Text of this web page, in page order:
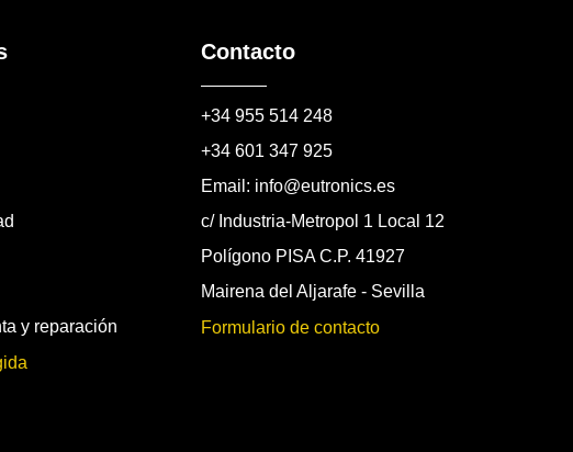
y reparación
Contacto
+34 955 514 248
+34 601 347 925
Email: info@eutronics.es
c/ Industria-Metropol 1 Local 12
Polígono PISA C.P. 41927
Mairena del Aljarafe - Sevilla
Formulario de contacto